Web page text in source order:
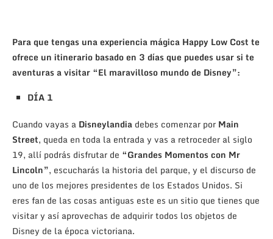
Para que tengas una experiencia mágica Happy Low Cost te
ofrece un itinerario basado en 3 días que puedes usar si te
aventuras a visitar “El maravilloso mundo de Disney”:
DÍA 1
Cuando vayas a Disneylandia debes comenzar por Main
Street, queda en toda la entrada y vas a retroceder al siglo
19, allí podrás disfrutar de “Grandes Momentos con Mr
Lincoln”, escucharás la historia del parque, y el discurso de
uno de los mejores presidentes de los Estados Unidos. Si
eres fan de las cosas antiguas este es un sitio que tienes que
visitar y así aprovechas de adquirir todos los objetos de
Disney de la época victoriana.